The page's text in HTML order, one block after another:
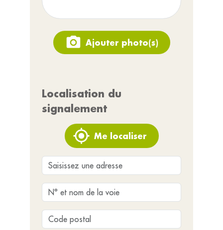
Ajouter photo(s)
Localisation du
signalement
Me localiser